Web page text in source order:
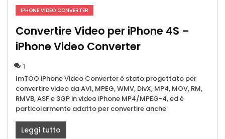
IPHONE VIDEO CONVERTER
Convertire Video per iPhone 4S –
iPhone Video Converter
1
ImTOO iPhone Video Converter è stato progettato per
convertire video da AVI, MPEG, WMV, DivX, MP4, MOV, RM,
RMVB, ASF e 3GP in video iPhone MP4/MPEG-4, ed è
particolarmente adatto per convertire anche
Leggi tutto